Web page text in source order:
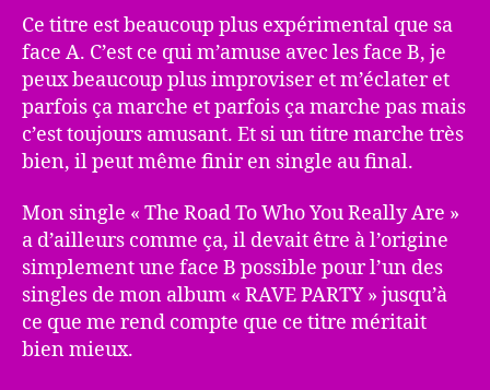
Ce titre est beaucoup plus expérimental que sa
face A. C’est ce qui m’amuse avec les face B, je
peux beaucoup plus improviser et m’éclater et
parfois ça marche et parfois ça marche pas mais
c’est toujours amusant. Et si un titre marche très
bien, il peut même finir en single au final.
Mon single « The Road To Who You Really Are »
a d’ailleurs comme ça, il devait être à l’origine
simplement une face B possible pour l’un des
singles de mon album « RAVE PARTY » jusqu’à
ce que me rend compte que ce titre méritait
bien mieux.